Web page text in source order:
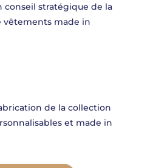
stratégique de la
vêtements made in
de la collection
et made in